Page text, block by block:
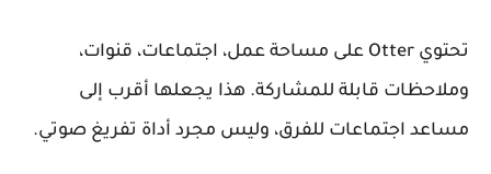
تحتوي Otter على مساحة عمل، اجتماعات، قنوات،
وملاحظات قابلة للمشاركة. هذا يجعلها أقرب إلى
مساعد اجتماعات للفرق، وليس مجرد أداة تفريغ صوتي.